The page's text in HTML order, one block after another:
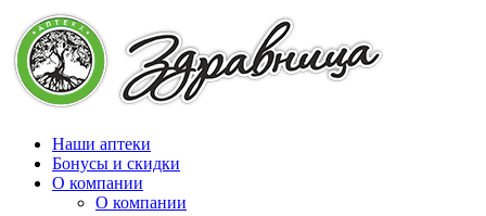
Наши аптеки
Бонусы и скидки
О компании
О компании